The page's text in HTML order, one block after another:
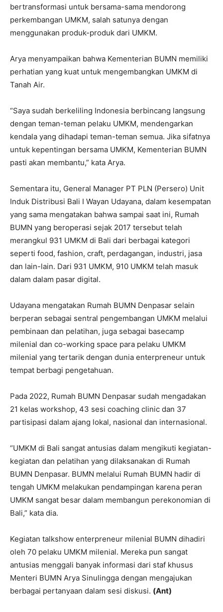
bertransformasi untuk bersama-sama mendorong
perkembangan UMKM, salah satunya dengan
menggunakan produk-produk dari UMKM.
Arya menyampaikan bahwa Kementerian BUMN memiliki
perhatian yang kuat untuk mengembangkan UMKM di
Tanah Air.
“Saya sudah berkeliling Indonesia berbincang langsung
dengan teman-teman pelaku UMKM, mendengarkan
kendala yang dihadapi teman-teman semua. Jika sifatnya
untuk kepentingan bersama UMKM, Kementerian BUMN
pasti akan membantu,” kata Arya.
Sementara itu, General Manager PT PLN (Persero) Unit
Induk Distribusi Bali I Wayan Udayana, dalam kesempatan
yang sama mengatakan bahwa sampai saat ini, Rumah
BUMN yang beroperasi sejak 2017 tersebut telah
merangkul 931 UMKM di Bali dari berbagai kategori
seperti food, fashion, craft, perdagangan, industri, jasa
dan lain-lain. Dari 931 UMKM, 910 UMKM telah masuk
dalam dalam pasar digital.
Udayana mengatakan Rumah BUMN Denpasar selain
berperan sebagai sentral pengembangan UMKM melalui
pembinaan dan pelatihan, juga sebagai basecamp
milenial dan co-working space para pelaku UMKM
milenial yang tertarik dengan dunia enterpreneur untuk
tempat berbagi pengetahuan.
Pada 2022, Rumah BUMN Denpasar sudah mengadakan
21 kelas workshop, 43 sesi coaching clinic dan 37
partisipasi dalam ajang lokal, nasional dan internasional.
“UMKM di Bali sangat antusias dalam mengikuti kegiatan-
kegiatan dan pelatihan yang dilaksanakan di Rumah
BUMN Denpasar. BUMN melalui Rumah BUMN hadir di
tengah UMKM melakukan pendampingan karena peran
UMKM sangat besar dalam membangun perekonomian di
Bali,” kata dia.
Kegiatan talkshow enterpreneur milenial BUMN dihadiri
oleh 70 pelaku UMKM milenial. Mereka pun sangat
antusias menggali banyak informasi dari staf khusus
Menteri BUMN Arya Sinulingga dengan mengajukan
berbagai pertanyaan dalam sesi diskusi. (Ant)